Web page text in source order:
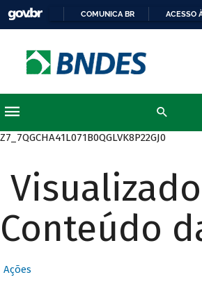
COMUNICA BR ACESSO
Z7_7QGCHA41L071B0QGLVK8P22GJ0
Conteúdo
Ações